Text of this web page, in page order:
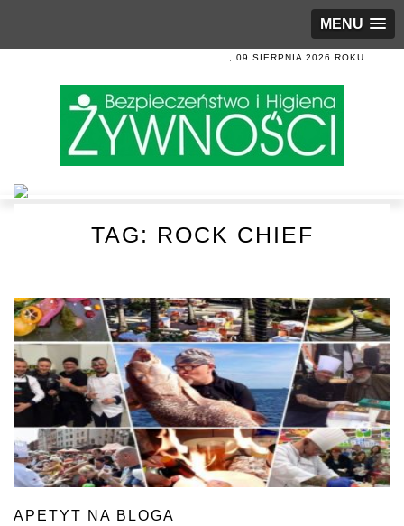
MENU
, 09 SIERPNIA 2026 ROKU.
TAG: ROCK CHIEF
APETYT NA BLOGA